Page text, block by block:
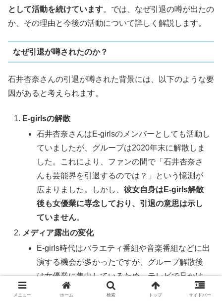
として活動を続けています。では、なぜ引退の噂が出たの
か、その理由と今後の活動について詳しく解説します。
なぜ引退が噂されたのか？
石井杏奈さんの引退が噂された背景には、以下のような要
因があると考えられます。
E-girlsの解散
石井杏奈さんはE-girlsのメンバーとしても活動し
ていましたが、グループは2020年末に解散しま
した。これにより、ファンの間で「石井杏奈さ
んも芸能界を引退するのでは？」という憶測が
広まりました。しかし、彼女自身はE-girls解散
後も女優業に専念しており、引退の意思は示し
ていません。
メディア露出の変化
E-girls時代はバラエティ番組や音楽番組などに出
演する機会が多かったですが、グループ解散後
は女優業に集中しているため、テレビで見かけ
る機会が減ったと感じる人もいるようです。し
メニュー ホーム 検索 トップ サイドバー